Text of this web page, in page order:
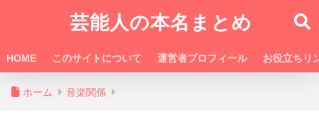
芸能人の本名まとめ
HOME このサイトについて 運営者プロフィール お役立ちリ
ホーム 音楽関係